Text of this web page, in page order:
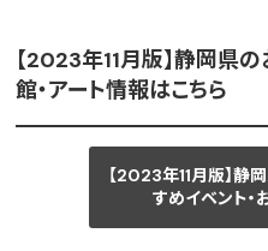
【2023年11月版】静岡県
館・アート情報はこちら
【2023年11月版】静
すめイベント・